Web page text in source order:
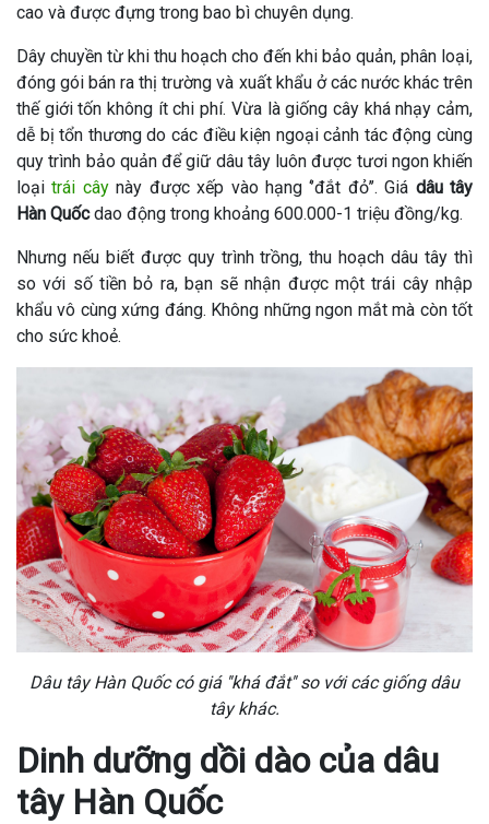
cao và được đựng trong bao bì chuyên dụng.
Dây chuyền từ khi thu hoạch cho đến khi bảo quản, phân loại,
đóng gói bán ra thị trường và xuất khẩu ở các nước khác trên
thế giới tốn không ít chi phí. Vừa là giống cây khá nhạy cảm,
dễ bị tổn thương do các điều kiện ngoại cảnh tác động cùng
quy trình bảo quản để giữ dâu tây luôn được tươi ngon khiến
loại trái câynày được xếp vào hạng ‘’đắt đỏ’’. Giá dâu tây
Hàn Quốcdao động trong khoảng 600.000-1 triệu đồng/kg.
Nhưng nếu biết được quy trình trồng, thu hoạch dâu tây thì
so với số tiền bỏ ra, bạn sẽ nhận được một trái cây nhập
khẩu vô cùng xứng đáng. Không những ngon mắt mà còn tốt
cho sức khoẻ.
Dâu tây Hàn Quốc có giá ''khá đắt'' so với các giống dâu
tây khác.
Dinh dưỡng dồi dào của dâu
tây Hàn Quốc